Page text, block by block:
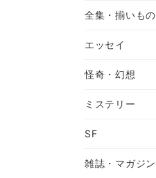
全集・揃いもの
エッセイ
怪奇・幻想
ミステリー
SF
雑誌・マガジン